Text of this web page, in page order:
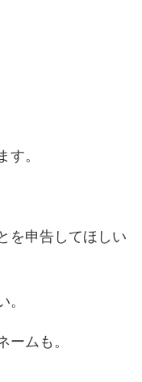
す。
を申告してほしい
ムも。